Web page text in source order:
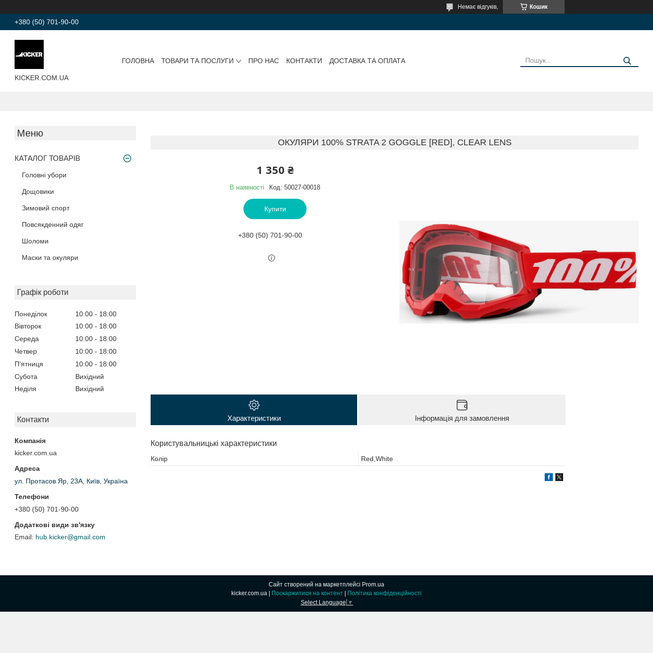
Кошик
Немає відгуків,
+380 (50) 701-90-00
KICKER.COM.UA
ГОЛОВНА ТОВАРИ ТА ПОСЛУГИ ПРО НАС КОНТАКТИ ДОСТАВКА ТА ОПЛАТА
КАТАЛОГ ТОВАРІВ
Головні убори
Дощовики
Зимовий спорт
Повсякденний одяг
Шоломи
Маски та окуляри
Графік роботи
Понеділок 10:00
18:00
Вівторок
10:00
18:00
Середа
10:00
18:00
Четвер
10:00
18:00
Пʼятниця
10:00
18:00
Субота
Вихідний
Неділя
Вихідний
Контакти
kicker.com.ua
ул. Протасов Яр, 23А, Київ, Україна
+380 (50) 701-90-00
hub.kicker@gmail.com
ОКУЛЯРИ 100% STRATA 2 GOGGLE [RED], CLEAR LENS
1 350 ₴
В наявності Код: 50027-00018
Купити
+380 (50) 701-90-00
Характеристики Інформація для замовлення
Користувальницькі характеристики
Колір Red,White
Сайт створений на маркетплейсі Prom.ua
Поскаржитися на контент
Політика конфіденційності
Select Language ▼